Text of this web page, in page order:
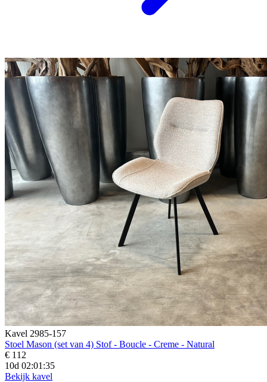
Kavel 2985-157
Stoel Mason (set van 4) Stof - Boucle - Creme - Natural
€ 112
10d 02:01:33
Bekijk kavel